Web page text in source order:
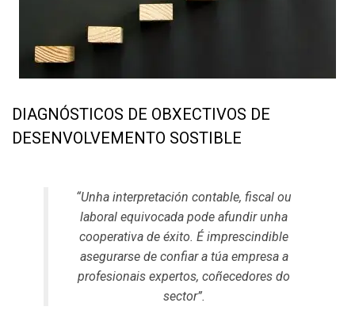
DIAGNÓSTICOS DE OBXECTIVOS DE
DESENVOLVEMENTO SOSTIBLE
“Unha interpretación contable, fiscal ou
laboral equivocada pode afundir unha
cooperativa de éxito. É imprescindible
asegurarse de confiar a túa empresa a
profesionais expertos, coñecedores do
sector”.